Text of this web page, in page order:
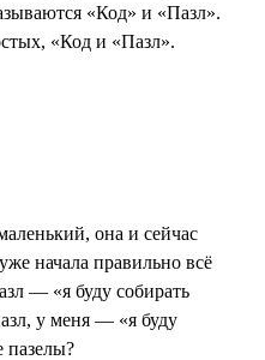
«Код» и «Пазл».
«Код и «Пазл».
она и сейчас
начала правильно всё
— «я буду собирать
у меня — «я буду
пазелы?